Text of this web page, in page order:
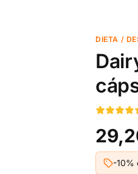
DIETA /
-10%